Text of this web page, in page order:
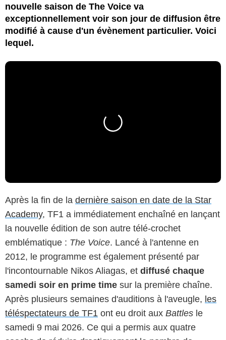
nouvelle saison de The Voice va
exceptionnellement voir son jour de diffusion être
modifié à cause d'un évènement particulier. Voici
lequel.
Après la fin de la dernière saison en date de la Star
Academy, TF1 a immédiatement enchaîné en lançant
la nouvelle édition de son autre télé-crochet
emblématique : The Voice. Lancé à l'antenne en
2012, le programme est également présenté par
l'incontournable Nikos Aliagas, et diffusé chaque
samedi soir en prime time sur la première chaîne.
Après plusieurs semaines d'auditions à l'aveugle, les
téléspectateurs de TF1 ont eu droit aux Battles le
samedi 9 mai 2026. Ce qui a permis aux quatre